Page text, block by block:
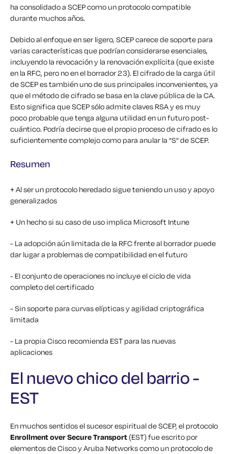
ha consolidado a SCEP como un protocolo compatible
durante muchos años.
Debido al enfoque en ser ligero, SCEP carece de soporte para
varias características que podrían considerarse esenciales,
incluyendo la revocación y la renovación explícita (que existe
en la RFC, pero no en el borrador 23). El cifrado de la carga útil
de SCEP es también uno de sus principales inconvenientes, ya
que el método de cifrado se basa en la clave pública de la CA.
Esto significa que SCEP sólo admite claves RSA y es muy
poco probable que tenga alguna utilidad en un futuro post-
cuántico. Podría decirse que el propio proceso de cifrado es lo
suficientemente complejo como para anular la "S" de SCEP.
Resumen
+ Al ser un protocolo heredado sigue teniendo un uso y apoyo
generalizados
+ Un hecho si su caso de uso implica Microsoft Intune
- La adopción aún limitada de la RFC frente al borrador puede
dar lugar a problemas de compatibilidad en el futuro
- El conjunto de operaciones no incluye el ciclo de vida
completo del certificado
- Sin soporte para curvas elípticas y agilidad criptográfica
limitada
- La propia Cisco recomienda EST para las nuevas
aplicaciones
El nuevo chico del barrio -
EST
En muchos sentidos el sucesor espiritual de SCEP, el protocolo
Enrollment over Secure Transport (EST) fue escrito por
elementos de Cisco y Aruba Networks como un protocolo de